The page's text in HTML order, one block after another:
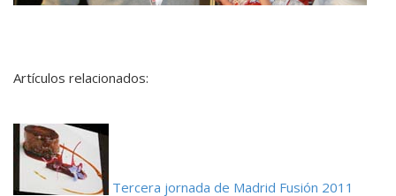
Artículos relacionados:
Tercera jornada de Madrid Fusión 2011